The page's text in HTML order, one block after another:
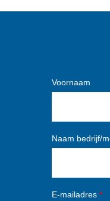
Voornaam
Naam bedrijf/
E-mailadres *